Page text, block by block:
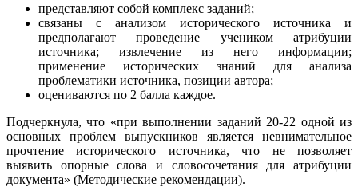
представляют собой комплекс заданий;
связаны с анализом исторического источника и
предполагают проведение учеником атрибуции
источника; извлечение из него информации;
применение исторических знаний для анализа
проблематики источника, позиции автора;
оцениваются по 2 балла каждое.
Подчеркнула, что «при выполнении заданий 20-22 одной из
основных проблем выпускников является невнимательное
прочтение исторического источника, что не позволяет
выявить опорные слова и словосочетания для атрибуции
документа» (Методические рекомендации).